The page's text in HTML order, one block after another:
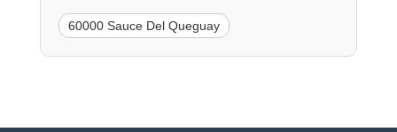
60000 Sauce Del Queguay